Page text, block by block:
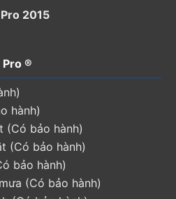
2015
Pro ®
hành)
(Có bảo hành)
(Có bảo hành)
bảo hành)
(Có bảo hành)